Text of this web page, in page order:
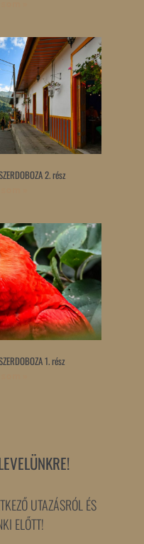
2. rész
1. rész
UTAZÁSRÓL ÉS
ELŐTT!